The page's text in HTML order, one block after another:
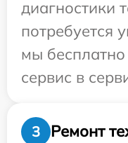
диагностики
потребуется
мы
сервис в
3
Ремонт